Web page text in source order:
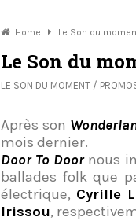
Home Le Son du
Le Son du
LE SON DU MOMENT /
Après son
mois dernier.
Door To Doornous
ballades folk que
électrique, Cyrille
Irissou,